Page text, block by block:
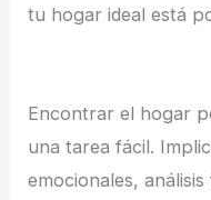
tu hogar ideal está
Encontrar el hogar
una tarea fácil.
emocionales,